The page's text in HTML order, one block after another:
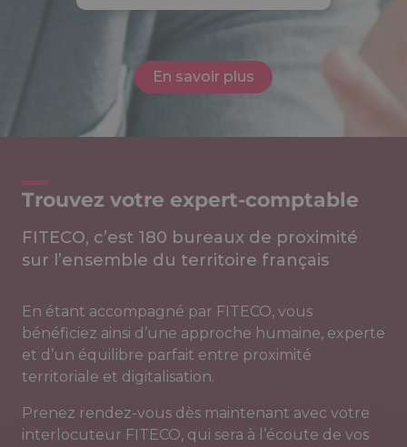
En savoir plus
Trouvez votre expert-comptable
FITECO, c’est 180 bureaux de proximité
sur l’ensemble du territoire français
En étant accompagné par FITECO, vous
bénéficiez ainsi d’une approche humaine, experte
et d’un équilibre parfait entre proximité
territoriale et digitalisation.
Prenez rendez-vous dès maintenant avec votre
interlocuteur FITECO, qui sera à l’écoute de vos